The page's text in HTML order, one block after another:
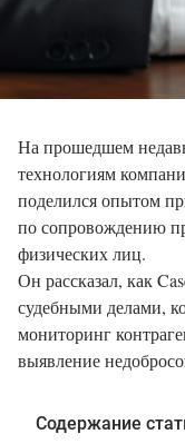
На прошедшем
технологиям
поделился опытом
по сопровождению
физических лиц.
Он рассказал, как
судебными делами,
мониторинг
выявление
Содержание